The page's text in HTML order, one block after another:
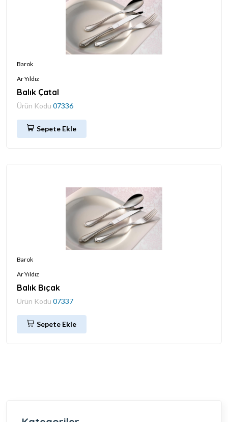
Barok
Ar Yıldız
Balık Çatal
Ürün Kodu 07336
Sepete Ekle
Barok
Ar Yıldız
Balık Bıçak
Ürün Kodu 07337
Sepete Ekle